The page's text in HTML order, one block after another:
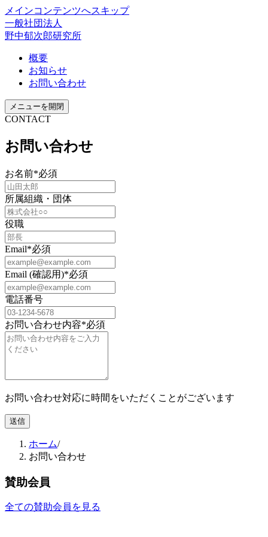
メインコンテンツへスキップ
一般社団法人
野中郁次郎研究所
概要
お知らせ
お問い合わせ
メニューを開閉
CONTACT
お問い合わせ
お名前*必須
所属組織・団体
役職
Email*必須
Email (確認用)*必須
電話番号
お問い合わせ内容*必須
お問い合わせ対応に時間をいただくことがございます
送信
ホーム/
お問い合わせ
賛助会員
全ての賛助会員を見る